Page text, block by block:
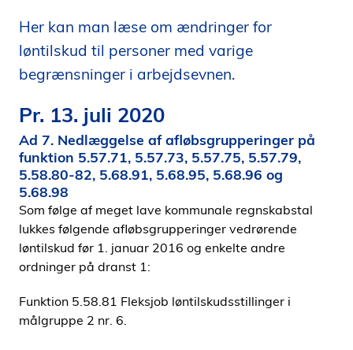
Her kan man læse om ændringer for
løntilskud til personer med varige
begrænsninger i arbejdsevnen.
Pr. 13. juli 2020
Ad 7. Nedlæggelse af afløbsgrupperinger på
funktion 5.57.71, 5.57.73, 5.57.75, 5.57.79,
5.58.80-82, 5.68.91, 5.68.95, 5.68.96 og
5.68.98
Som følge af meget lave kommunale regnskabstal
lukkes følgende afløbsgrupperinger vedrørende
løntilskud før 1. januar 2016 og enkelte andre
ordninger på dranst 1:
Funktion 5.58.81 Fleksjob løntilskudsstillinger i
målgruppe 2 nr. 6.